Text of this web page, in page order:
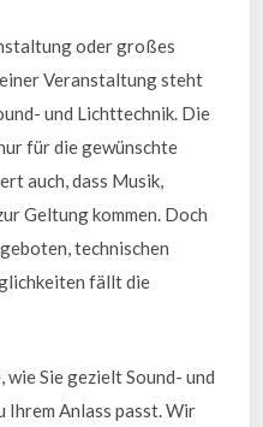
oder großes
Veranstaltung steht
und Lichttechnik. Die
für die gewünschte
auch, dass Musik,
Geltung kommen. Doch
technischen
fällt die
Sie gezielt Sound- und
Ihrem Anlass passt. Wir